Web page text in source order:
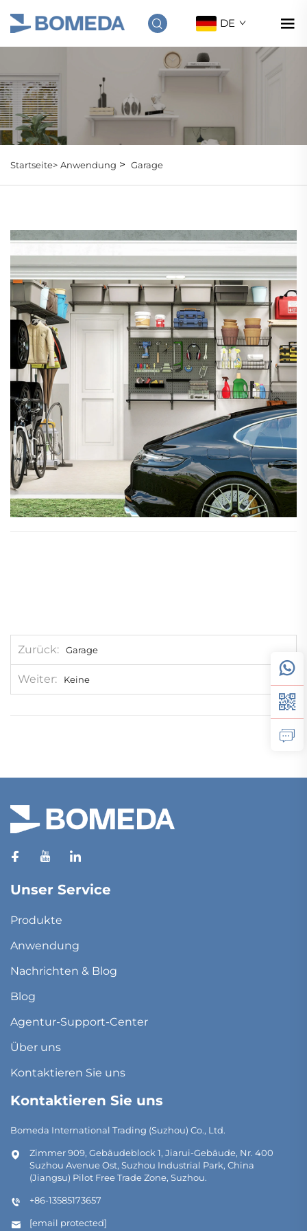
DE
Startseite> Anwendung > Garage
Zurück Garage
Weiter Keine
Unser Service
Produkte
Anwendung
Nachrichten & Blog
Blog
Agentur-Support-Center
Über uns
Kontaktieren Sie uns
Kontaktieren Sie uns
Bomeda International Trading (Suzhou) Co., Ltd.
Zimmer 909, Gebäudeblock 1, Jiarui-Gebäude, Nr. 400
Suzhou Avenue Ost, Suzhou Industrial Park, China
(Jiangsu) Pilot Free Trade Zone, Suzhou.
+86-13585173657
[email protected]